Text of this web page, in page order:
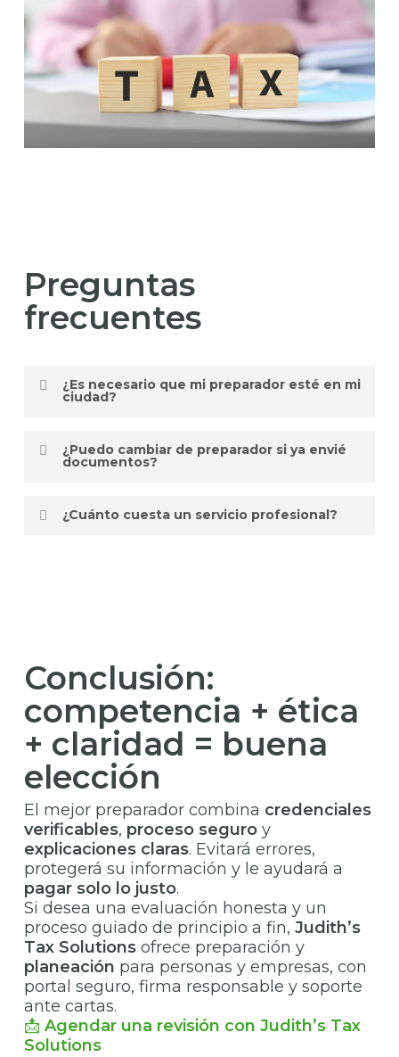
Preguntas
frecuentes
¿Es necesario que mi preparador esté en mi
ciudad?
puede trabajar a distancia. Aun así, un
se desea.
¿Puedo cambiar de preparador si ya envié
documentos?
entregado ycambiesi no hay
¿Cuánto cuesta un servicio profesional?
Conclusión:
competencia + ética
+ claridad = buena
elección
El mejor preparador combina credenciales
verificables, proceso seguroy
explicaciones claras. Evitará errores,
protegerá su información y le ayudará a
pagar solo lo justo.
Si desea una evaluación honesta y un
proceso guiado de principio a fin, Judith’s
Tax Solutionsofrece preparación y
planeación para personas y empresas, con
portal seguro, firma responsable y soporte
ante cartas.
📩 Agendar una revisión con Judith’s Tax
Solutions